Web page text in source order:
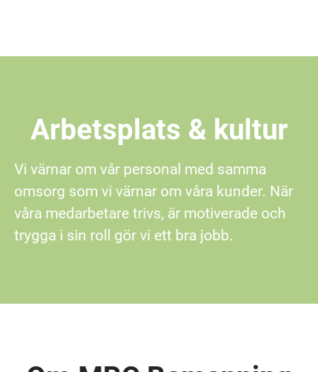
Arbetsplats & kultur
Vi värnar om vår personal med samma
omsorg som vi värnar om våra kunder. När
våra medarbetare trivs, är motiverade och
trygga i sin roll gör vi ett bra jobb.